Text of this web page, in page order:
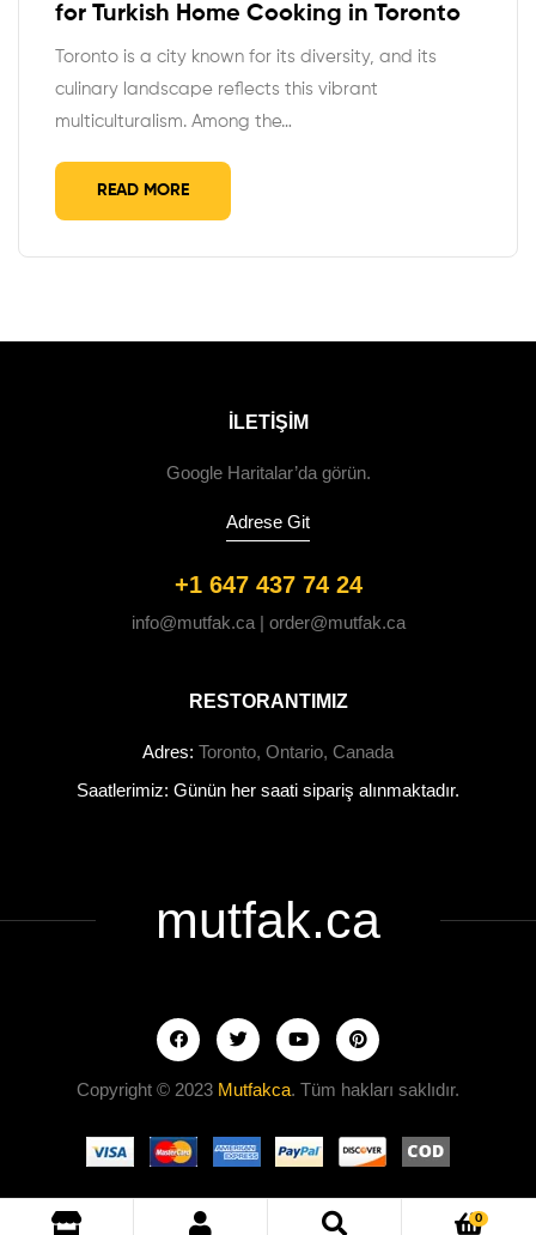
for Turkish Home Cooking in Toronto
Toronto is a city known for its diversity, and its
culinary landscape reflects this vibrant
multiculturalism. Among the…
READ MORE
ILETIŞIM
Google Haritalar’da görün.
Adrese Git
+1 647 437 74 24
info@mutfak.ca | order@mutfak.ca
RESTORANTIMIZ
Adres: Toronto, Ontario, Canada
Saatlerimiz: Günün her saati sipariş alınmaktadır.
mutfak.ca
Copyright © 2023 Mutfakca. Tüm hakları saklıdır.
0